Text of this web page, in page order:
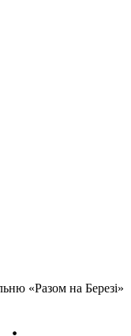
«Разом на Березі»